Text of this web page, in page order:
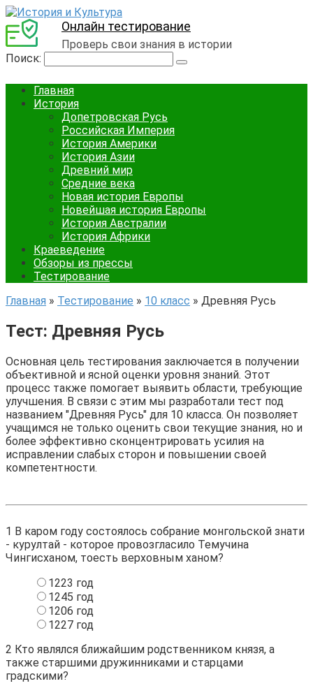
Онлайн тестирование
Проверь свои знания в истории
Поиск:
Главная
История
Допетровская Русь
Российская Империя
История Америки
История Азии
Древний мир
Средние века
Новая история Европы
Новейшая история Европы
История Австралии
История Африки
Краеведение
Обзоры из прессы
Тестирование
Главная » Тестирование » 10 класс » Древняя Русь
Тест: Древняя Русь
Основная цель тестирования заключается в получении
объективной и ясной оценки уровня знаний. Этот
процесс также помогает выявить области, требующие
улучшения. В связи с этим мы разработали тест под
названием "Древняя Русь" для 10 класса. Он позволяет
учащимся не только оценить свои текущие знания, но и
более эффективно сконцентрировать усилия на
исправлении слабых сторон и повышении своей
компетентности.
1 В каром году состоялось собрание монгольской знати
- курултай - которое провозгласило Темучина
Чингисханом, тоесть верховным ханом?
1223 год
1245 год
1206 год
1227 год
2 Кто являлся ближайшим родственником князя, а
также старшими дружинниками и старцами
градскими?